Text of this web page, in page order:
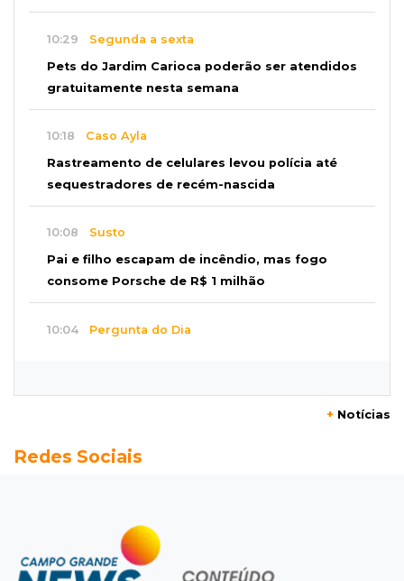
10:29 Segunda a sexta
Pets do Jardim Carioca poderão ser atendidos
gratuitamente nesta semana
10:18 Caso Ayla
Rastreamento de celulares levou polícia até
sequestradores de recém-nascida
10:08 Susto
Pai e filho escapam de incêndio, mas fogo
consome Porsche de R$ 1 milhão
10:04 Pergunta do Dia
Pais buscam quebrar o padrão e estar
Caso Ayla
Bebê sequestrada na Capital é resgatada no
Paraguai
+ Notícias
Redes Sociais